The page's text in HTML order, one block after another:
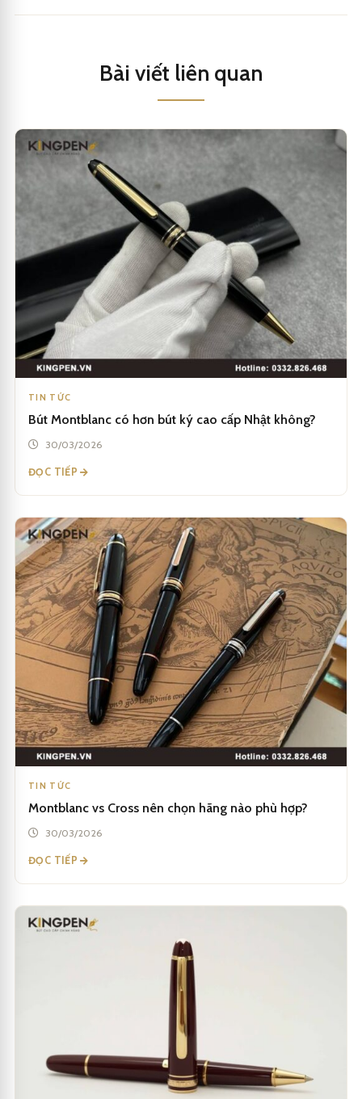
Bài viết liên quan
TIN TỨC
Bút Montblanc có hơn bút ký cao cấp Nhật không?
30/03/2026
ĐỌC TIẾP
TIN TỨC
Montblanc vs Cross nên chọn hãng nào phù hợp?
30/03/2026
ĐỌC TIẾP